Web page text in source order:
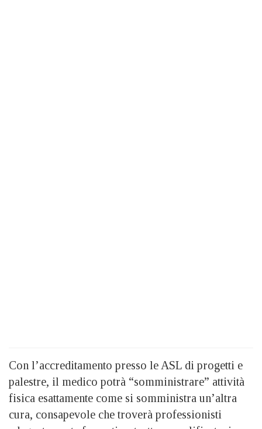
Con l’accreditamento presso le ASL di progetti e
palestre, il medico potrà “somministrare” attività
fisica esattamente come si somministra un’altra
cura, consapevole che troverà professionisti